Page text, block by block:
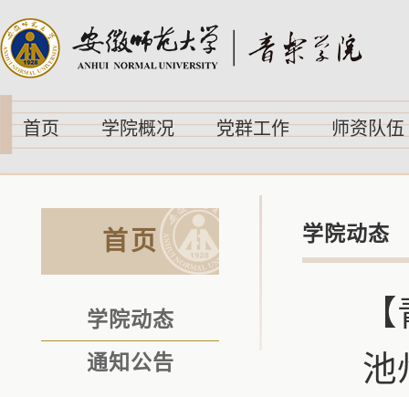
首页 学院概况 党群工作 师资队伍
首页
学院动态
通知公告
学院动态
池